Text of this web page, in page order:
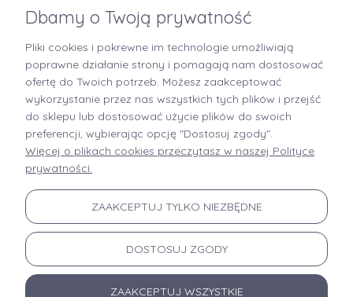
+48 519 712 949
kontakt@brastory.pl
(od poniedziałku do piątku, w godzinach 9:00-15:00 oraz w soboty od 9:00-13:00)
PŁATNOŚCI I DOSTAWA
Dbamy o Twoją prywatność
Pliki cookies i pokrewne im technologie umożliwiają
poprawne działanie strony i pomagają nam dostosować
ofertę do Twoich potrzeb. Możesz zaakceptować
wykorzystanie przez nas wszystkich tych plików i przejść
do sklepu lub dostosować użycie plików do swoich
preferencji, wybierając opcję "Dostosuj zgody".
Więcej o plikach cookies przeczytasz w naszej Polityce
prywatności.
ZAAKCEPTUJ TYLKO NIEZBĘDNE
DOSTOSUJ ZGODY
ZAAKCEPTUJ WSZYSTKIE